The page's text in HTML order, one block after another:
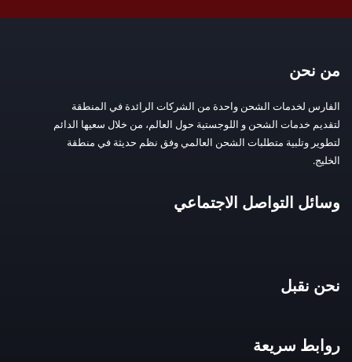
من نحن
الفارس لخدمات الشحن واحدة من الشركات الرائدة في المنطقة
لتقديم خدمات الشحن و اللوجستية حول العالم، من خلال سعيها الدائم
لتطوير وتلبية متطلبات الشحن العالمي وفق نظم حديثة في منطقة
الخليج.
وسائل التواصل الاجتماعي
نحن نقبل
روابط سريعة